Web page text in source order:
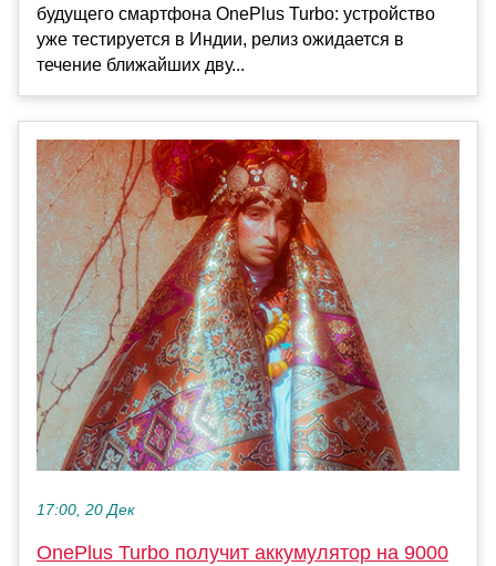
будущего смартфона OnePlus Turbo: устройство
уже тестируется в Индии, релиз ожидается в
течение ближайших дву...
17:00, 20 Дек
OnePlus Turbo получит аккумулятор на 9000